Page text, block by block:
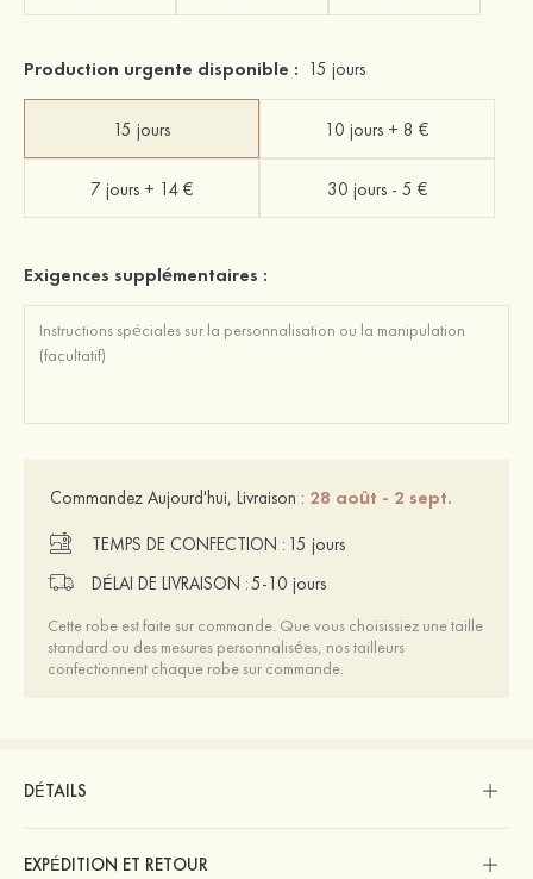
Production urgente disponible : 15 jours
15 jours 10 jours + 8 €
7 jours + 14 € 30 jours - 5 €
Exigences supplémentaires :
Commandez Aujourd'hui, Livraison : 28 août - 2 sept.
TEMPS DE CONFECTION : 15 jours
DÉLAI DE LIVRAISON :5-10 jours
Cette robe est faite sur commande. Que vous choisissiez une taille
standard ou des mesures personnalisées, nos tailleurs
confectionnent chaque robe sur commande.
DÉTAILS
EXPÉDITION ET RETOUR